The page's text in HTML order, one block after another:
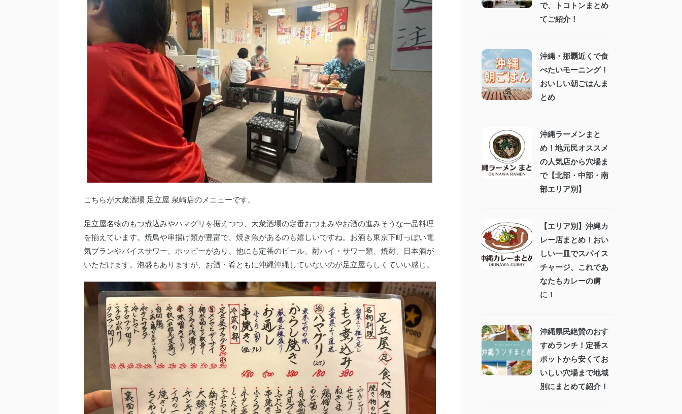
こちらが大衆酒場 足立屋 泉崎店のメニューです。
足立屋名物のもつ煮込みやハマグリを据えつつ、大衆酒場の定番おつまみやお酒の進みそうな一品料理
を揃えています。焼鳥や串揚げ類が豊富で、焼き魚があるのも嬉しいですね。お酒も東京下町っぽい電
気ブランやバイスサワー、ホッピーがあり、他にも定番のビール、酎ハイ・サワー類、焼酎、日本酒が
いただけます。泡盛もありますが、お酒・肴ともに沖縄沖縄していないのが足立屋らしくていい感じ。
で、トコトンまとめ
てご紹介！
沖縄・那覇近くで食
べたいモーニング！
おいしい朝ごはんま
とめ
沖縄ラーメンまと
め！地元民オススメ
の人気店から穴場ま
で【北部・中部・南
部エリア別】
【エリア別】沖縄カ
レー店まとめ！おい
しい一皿でスパイス
チャージ、これであ
なたもカレーの虜
に！
沖縄県民絶賛のおす
すめランチ！定番ス
ポットから安くてお
いしい穴場まで地域
別にまとめて紹介！